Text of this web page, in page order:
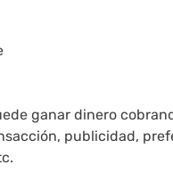
ganar dinero
publicidad,